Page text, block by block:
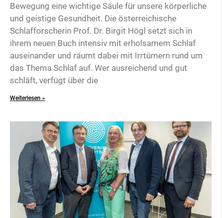
Bewegung eine wichtige Säule für unsere körperliche
und geistige Gesundheit. Die österreichische
Schlafforscherin Prof. Dr. Birgit Högl setzt sich in
ihrem neuen Buch intensiv mit erholsamem Schlaf
auseinander und räumt dabei mit Irrtümern rund um
das Thema Schlaf auf. Wer ausreichend und gut
schläft, verfügt über die
Weiterlesen »